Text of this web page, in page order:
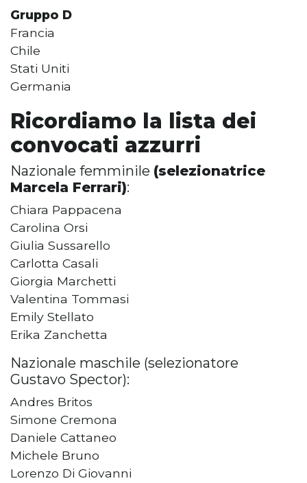
Gruppo D
Francia
Chile
Stati Uniti
Germania
Ricordiamo la lista dei
convocati azzurri
Nazionale femminile (selezionatrice
Marcela Ferrari):
Chiara Pappacena
Carolina Orsi
Giulia Sussarello
Carlotta Casali
Giorgia Marchetti
Valentina Tommasi
Emily Stellato
Erika Zanchetta
Nazionale maschile (selezionatore
Gustavo Spector):
Andres Britos
Simone Cremona
Daniele Cattaneo
Michele Bruno
Lorenzo Di Giovanni